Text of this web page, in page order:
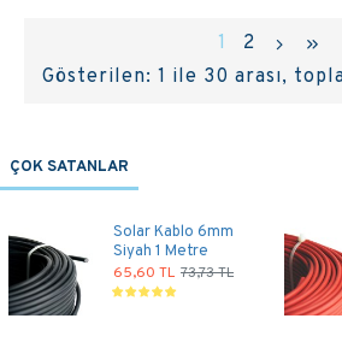
1
2
Gösterilen: 1 ile 30 arası,
ÇOK SATANLAR
Solar Kablo 6mm
Siyah 1 Metre
65,60 TL 73,73 TL